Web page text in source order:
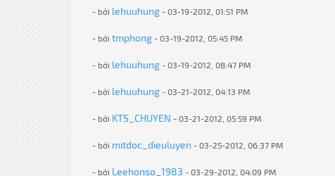
- bởi lehuuhung- 03-19-2012, 01:51 PM
- bởi tmphong- 03-19-2012, 05:45 PM
- bởi lehuuhung- 03-19-2012, 08:47 PM
- bởi lehuuhung- 03-21-2012, 04:13 PM
- bởi KTS_CHUYEN - 03-21-2012, 05:59 PM
- bởi mitdoc_dieuluyen - 03-25-2012, 06:37 PM
- bởi Leehonso_1983 - 03-29-2012, 04:09 PM